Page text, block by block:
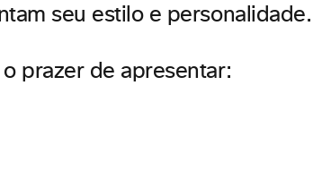
seu estilo e personalidade.
prazer de apresentar: